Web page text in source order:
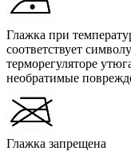
Глажка при
соответствует
терморегуляторе
необратимые
Глажка запрещена